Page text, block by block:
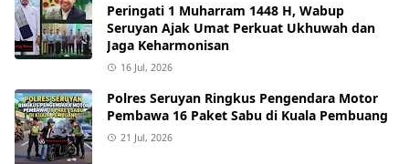
Peringati 1 Muharram 1448 H, Wabup
Seruyan Ajak Umat Perkuat Ukhuwah dan
Jaga Keharmonisan
16 Jul, 2026
Polres Seruyan Ringkus Pengendara Motor
Pembawa 16 Paket Sabu di Kuala Pembuang
21 Jul, 2026